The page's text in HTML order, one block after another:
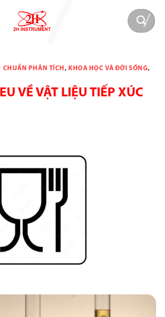
PHÂN TÍCH , KHOA HỌC VÀ ĐỜI SỐNG,
VỀ VẬT LIỆU TIẾP XÚC